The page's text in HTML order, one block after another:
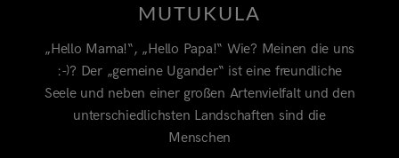
MUTUKULA
„Hello Mama!“, „Hello Papa!“ Wie? Meinen die uns
:-)? Der „gemeine Ugander“ ist eine freundliche
Seele und neben einer großen Artenvielfalt und den
unterschiedlichsten Landschaften sind die
Menschen